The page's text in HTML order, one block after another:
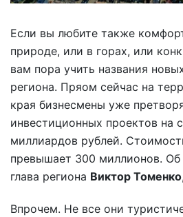
Если вы любите также
природе, или в горах, или
вам пора учить названия
региона. Пряом сейчас на
края бизнесмены уже
инвестиционных проектов на
миллиардов рублей.
превышает 300 миллионов. Об
глава региона Виктор Томенко
Впрочем. Не все они